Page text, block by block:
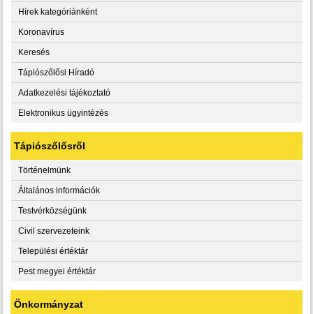
Hírek kategóriánként
Koronavírus
Keresés
Tápiószőlősi Híradó
Adatkezelési tájékoztató
Elektronikus ügyintézés
Tápiószőlősről
Történelmünk
Általános információk
Testvérközségünk
Civil szervezeteink
Települési értéktár
Pest megyei értéktár
Önkormányzat